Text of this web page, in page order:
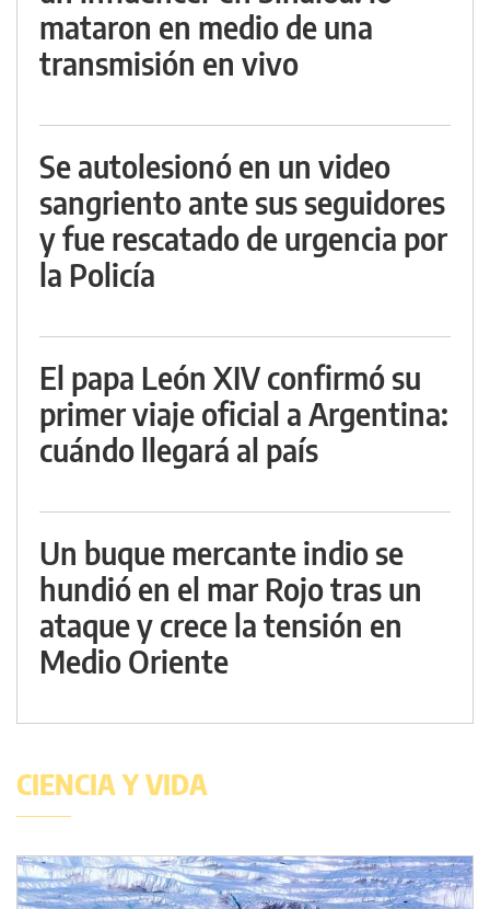
mataron en medio de una
transmisión en vivo
Se autolesionó en un video
sangriento ante sus seguidores
y fue rescatado de urgencia por
la Policía
El papa León XIV confirmó su
primer viaje oficial a Argentina:
cuándo llegará al país
Un buque mercante indio se
hundió en el mar Rojo tras un
ataque y crece la tensión en
Medio Oriente
CIENCIA Y VIDA